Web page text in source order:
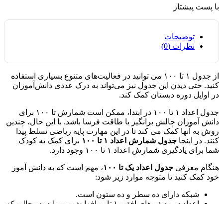
با پست پیشتاز
توضیحات
نظرات (0)
از جدول ۱ تا ۱۰۰ می توانید در فعالیت‌های متنوع بسیاری استفاده
کنید. حتی دیدن این جدول نیز می‌تواند به درک عددی دانش‌آموزان
در اوایل دوره دبستان کمک کند.
جدول اعداد ۱ تا ۱۰۰ در ابتدا، ممکن است شمارش تا ۱۰۰ برای
دانش آموزان چالش برانگیز یا طاقت فرسا باشد. با این حال، چندین
روش به آنها کمک می کند تا در این مهارت پایه ریاضی تسلط پیدا
کنند. در اینجا جدول شمارش اعداد ۱ تا ۱۰۰
برای کمک به کودک
شما برای یادگیری شمارش اعداد ۱ تا ۱۰۰ وجود دارد.
هنگام معرفی جدول اعداد یک تا ۱۰۰
، مهم است که به دانش آموز
خود کمک کنید تا متوجه موارد زیر شود:
شبکه دارای ده سطر و ده ستون است.